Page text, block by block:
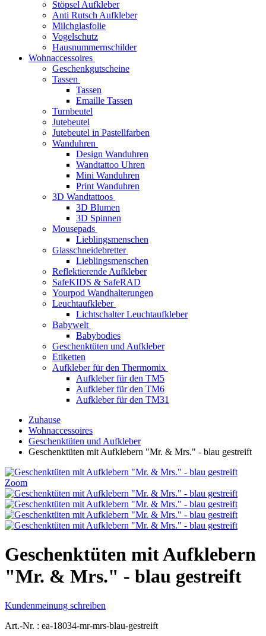
Stöpsel Aufkleber
Anti Rutsch Aufkleber
Milchglasfolie
Vogelschutz
Hausnummernschilder
Wohnaccessoires
Geschenkgutscheine
Tassen
Tassen
Emaille Tassen
Turnbeutel
Jutebeutel
Jutebeutel in Pastellfarben
Wanduhren
Design Wanduhren
Wandtattoo Uhren
Mini Wanduhren
Print Wanduhren
3D Wandtattoos
3D Blumen
3D Spinnen
Mousepads
Lieblingsmenschen
Glasschneidebretter
Lieblingsmenschen
Reflektierende Aufkleber
SafeKIDS & SafeRAD
Yourpod Wandhalterungen
Leuchtaufkleber
Lichtschalter Leuchtaufkleber
Babywelt
Babybodies
Geschenktüten und Aufkleber
Etiketten
Aufkleber für den Thermomix
Aufkleber für den TM5
Aufkleber für den TM6
Aufkleber für den TM31
Zuhause
Wohnaccessoires
Geschenktüten und Aufkleber
Geschenktüten mit Aufklebern "Mr. & Mrs." - blau gestreift
Zoom
Geschenktüten mit Aufklebern
"Mr. & Mrs." - blau gestreift
Kundenmeinung schreiben
Art.-Nr. : ea-18034-mr-mrs-blau-gestreift